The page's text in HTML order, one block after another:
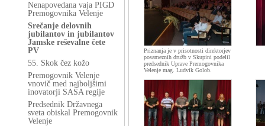
Nenapovedana vaja PIGD
Premogovnika Velenje
Srečanje delovnih
jubilantov in jubilantov
Jamske reševalne čete
PV
55. Skok čez kožo
Premogovnik Velenje
vnovič med najboljšimi
inovatorji SAŠA regije
Predsednik Državnega
sveta obiskal Premogovnik
Velenje
Priznanja je v prisotnosti direktorjev
posameznih družb v Skupini podelil
predsednik Uprave Premogovnika
Velenje mag. Ludvik Golob.